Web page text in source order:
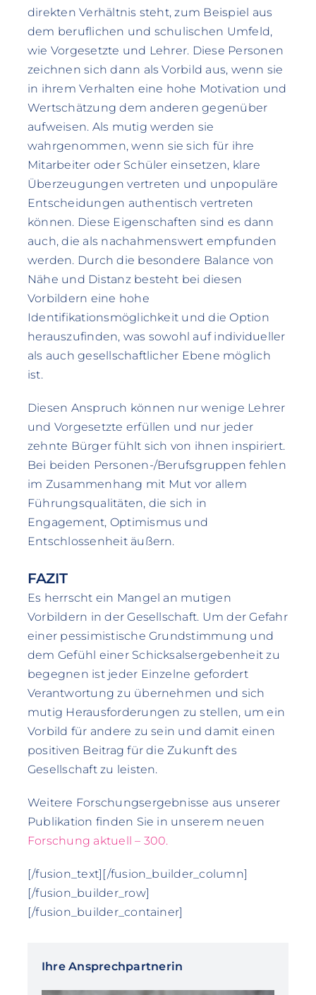
direkten Verhältnis steht, zum Beispiel aus
dem beruflichen und schulischen Umfeld,
wie Vorgesetzte und Lehrer. Diese Personen
zeichnen sich dann als Vorbild aus, wenn sie
in ihrem Verhalten eine hohe Motivation und
Wertschätzung dem anderen gegenüber
aufweisen. Als mutig werden sie
wahrgenommen, wenn sie sich für ihre
Mitarbeiter oder Schüler einsetzen, klare
Überzeugungen vertreten und unpopuläre
Entscheidungen authentisch vertreten
können. Diese Eigenschaften sind es dann
auch, die als nachahmenswert empfunden
werden. Durch die besondere Balance von
Nähe und Distanz besteht bei diesen
Vorbildern eine hohe
Identifikationsmöglichkeit und die Option
herauszufinden, was sowohl auf individueller
als auch gesellschaftlicher Ebene möglich
ist.
Diesen Anspruch können nur wenige Lehrer
und Vorgesetzte erfüllen und nur jeder
zehnte Bürger fühlt sich von ihnen inspiriert.
Bei beiden Personen-/Berufsgruppen fehlen
im Zusammenhang mit Mut vor allem
Führungsqualitäten, die sich in
Engagement, Optimismus und
Entschlossenheit äußern.
FAZIT
Es herrscht ein Mangel an mutigen
Vorbildern in der Gesellschaft. Um der Gefahr
einer pessimistische Grundstimmung und
dem Gefühl einer Schicksalsergebenheit zu
begegnen ist jeder Einzelne gefordert
Verantwortung zu übernehmen und sich
mutig Herausforderungen zu stellen, um ein
Vorbild für andere zu sein und damit einen
positiven Beitrag für die Zukunft des
Gesellschaft zu leisten.
Weitere Forschungsergebnisse aus unserer
Publikation finden Sie in unserem neuen
Forschung aktuell – 300.
[/fusion_text][/fusion_builder_column]
[/fusion_builder_row]
[/fusion_builder_container]
Ihre Ansprechpartnerin